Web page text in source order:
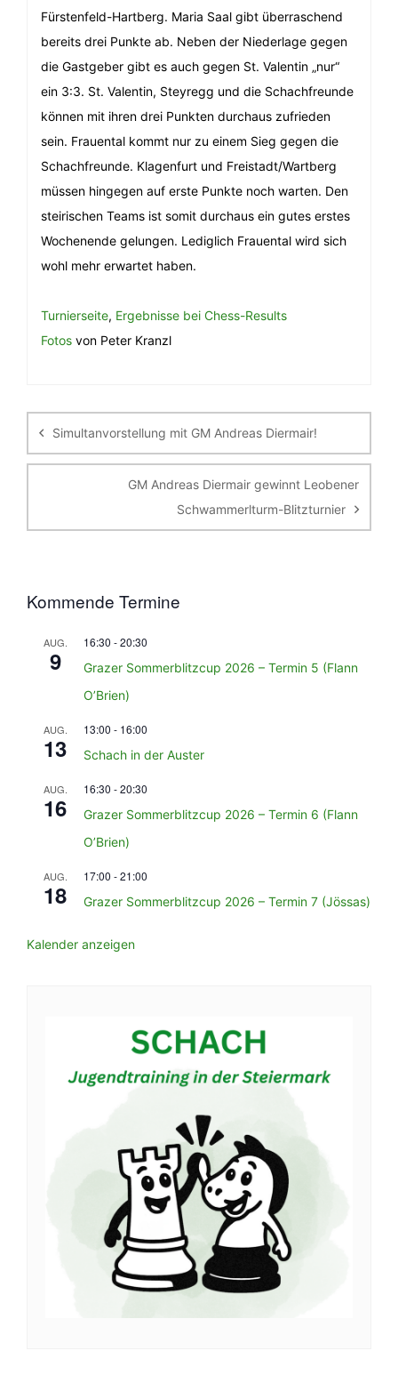
Fürstenfeld-Hartberg. Maria Saal gibt überraschend
bereits drei Punkte ab. Neben der Niederlage gegen
die Gastgeber gibt es auch gegen St. Valentin „nur“
ein 3:3. St. Valentin, Steyregg und die Schachfreunde
können mit ihren drei Punkten durchaus zufrieden
sein. Frauental kommt nur zu einem Sieg gegen die
Schachfreunde. Klagenfurt und Freistadt/Wartberg
müssen hingegen auf erste Punkte noch warten. Den
steirischen Teams ist somit durchaus ein gutes erstes
Wochenende gelungen. Lediglich Frauental wird sich
wohl mehr erwartet haben.
Turnierseite, Ergebnisse bei Chess-Results
Fotos von Peter Kranzl
Simultanvorstellung mit GM Andreas Diermair!
GM Andreas Diermair gewinnt Leobener
Schwammerlturm-Blitzturnier
Kommende Termine
AUG.
9
16:30 -20:30
Grazer Sommerblitzcup 2026 – Termin 5 (Flann
O’Brien)
AUG.
13
13:00 - 16:00
Schach in der Auster
AUG.
16
16:30 -20:30
Grazer Sommerblitzcup 2026 – Termin 6 (Flann
O’Brien)
AUG.
18
17:00 -21:00
Grazer Sommerblitzcup 2026 – Termin 7 (Jössas)
Kalender anzeigen